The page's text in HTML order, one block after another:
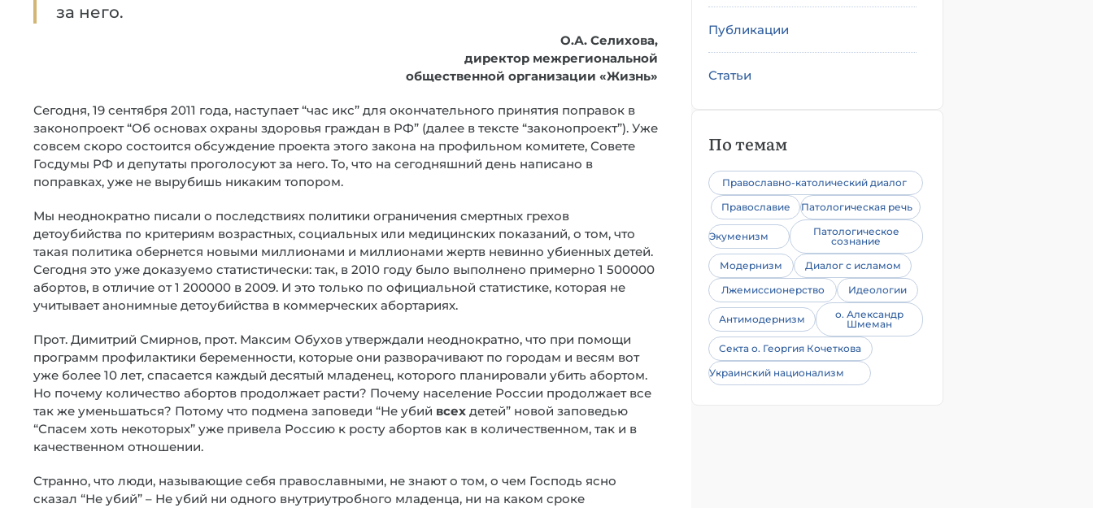
за него.
О.А. Селихова,
директор межрегиональной
общественной организации «Жизнь»
Сегодня, 19 сентября 2011 года, наступает “час икс” для окончательного принятия поправок в
законопроект “Об основах охраны здоровья граждан в РФ” (далее в тексте “законопроект”). Уже
совсем скоро состоится обсуждение проекта этого закона на профильном комитете, Совете
Госдумы РФ и депутаты проголосуют за него. То, что на сегодняшний день написано в
поправках, уже не вырубишь никаким топором.
Мы неоднократно писали о последствиях политики ограничения смертных грехов
детоубийства по критериям возрастных, социальных или медицинских показаний, о том, что
такая политика обернется новыми миллионами и миллионами жертв невинно убиенных детей.
Сегодня это уже доказуемо статистически: так, в 2010 году было выполнено примерно 1 500000
абортов, в отличие от 1 200000 в 2009. И это только по официальной статистике, которая не
учитывает анонимные детоубийства в коммерческих абортариях.
Прот. Димитрий Смирнов, прот. Максим Обухов утверждали неоднократно, что при помощи
программ профилактики беременности, которые они разворачивают по городам и весям вот
уже более 10 лет, спасается каждый десятый младенец, которого планировали убить абортом.
Но почему количество абортов продолжает расти? Почему население России продолжает все
так же уменьшаться? Потому что подмена заповеди “Не убий всех детей” новой заповедью
“Спасем хоть некоторых” уже привела Россию к росту абортов как в количественном, так и в
качественном отношении.
Странно, что люди, называющие себя православными, не знают о том, о чем Господь ясно
сказал “Не убий” – Не убий ни одного внутриутробного младенца, ни на каком сроке
Публикации
Статьи
По темам
Православно-католический диалог
Православие
Патологическая речь
Экуменизм
Патологическое
сознание
Модернизм
Диалог с исламом
Лжемиссионерство
Идеологии
Антимодернизм
о. Александр
Шмеман
Секта о. Георгия Кочеткова
Украинский национализм